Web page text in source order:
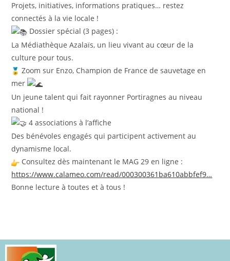
Projets, initiatives, informations pratiques… restez
connectés à la vie locale !
Dossier spécial (3 pages) :
La Médiathèque Azalaïs, un lieu vivant au cœur de la
culture pour tous.
Zoom sur Enzo, Champion de France de sauvetage en
mer
Un jeune talent qui fait rayonner Portiragnes au niveau
national !
4 associations à l’affiche
Des bénévoles engagés qui participent activement au
dynamisme local.
Consultez dès maintenant le MAG 29 en ligne :
https://www.calameo.com/read/000300361ba610abbfef9…
Bonne lecture à toutes et à tous !